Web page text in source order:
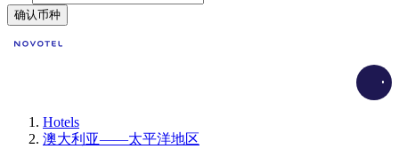
确认币种
Hotels
澳大利亚——太平洋地区